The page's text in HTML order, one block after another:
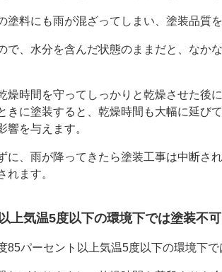
塗料にも雨が混ざってしまい、塗装品質
で、水分を含んだ状態のままだと、なか
燥時間を守ってしっかりと乾燥させた後
きに塗装すると、乾燥時間も大幅に延び
響を与えます。
に、雨が降ってきたら塗装工事は中断さ
れます。
上気温5度以下の環境下では塗装不可
85パーセント以上気温5度以下の環境下で